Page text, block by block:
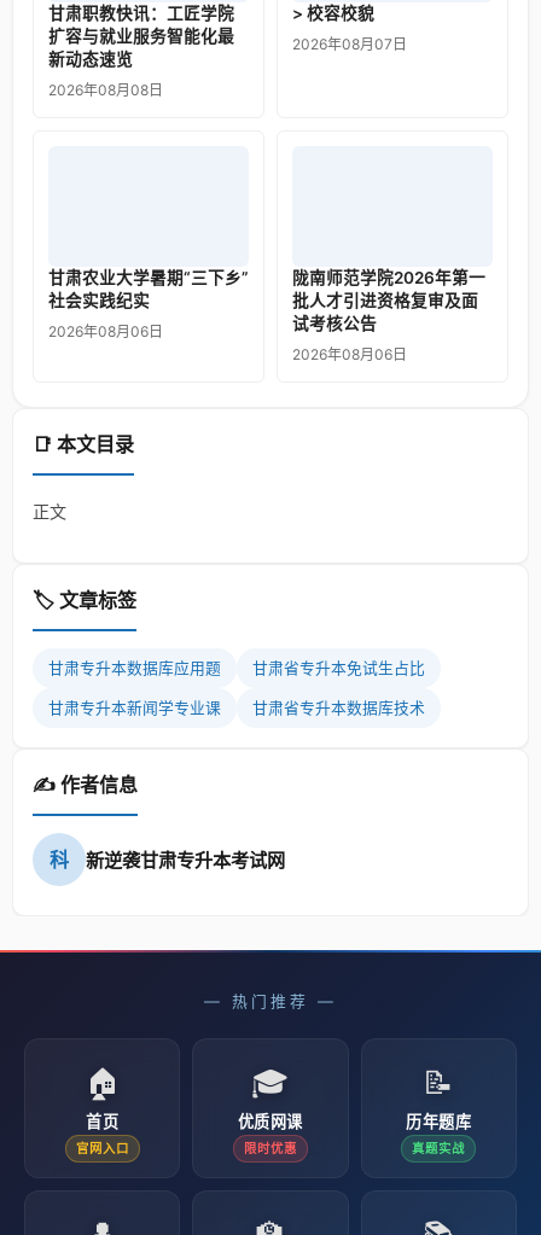
📑 本文目录
正文
🏷️ 文章标签
甘肃专升本数据库应用题 甘肃省专升本免试生占比
甘肃专升本新闻学专业课 甘肃省专升本数据库技术
✍️ 作者信息
科 新逆袭甘肃专升本考试网
甘肃职教快讯：工匠学院
扩容与就业服务智能化最
新动态速览
2026年08月08日
> 校容校貌
2026年08月07日
甘肃农业大学暑期“三下乡”
社会实践纪实
2026年08月06日
陇南师范学院2026年第一
批人才引进资格复审及面
试考核公告
2026年08月06日
— 热门推荐 —
🏠
首页
官网入口
🎓
优质网课
限时优惠
📝
历年题库
真题实战